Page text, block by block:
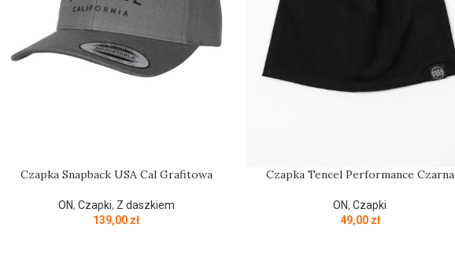
Czapka Snapback USA Cal Grafitowa
ON, Czapki, Z daszkiem
139,00 zł
Czapka Tencel Performance Czarna
ON,Czapki
49,00 zł